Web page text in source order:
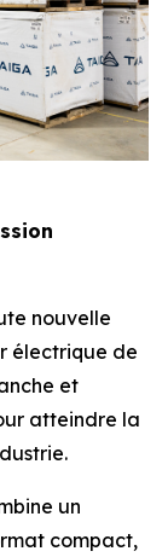
nouvelle
électrique de
et
atteindre la
un
compact,